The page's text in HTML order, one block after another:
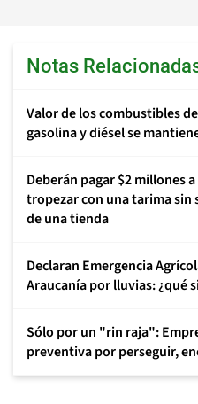
Notas
Valor de los combustibles
gasolina y diésel se
Deberán pagar $2 millones
tropezar con una tarima sin
de una tienda
Declaran Emergencia
Araucanía por lluvias: ¿qué
Sólo por un "rin raja":
preventiva por perseguir,